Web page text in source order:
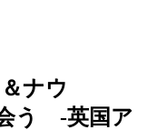
ナウ
う -英国ア